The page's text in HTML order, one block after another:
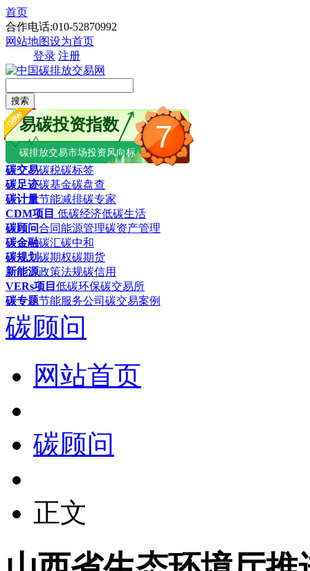
首页
合作电话:010-52870992
网站地图设为首页
登录 注册
搜索
7
易碳投资指数
碳排放交易市场投资风向标
碳交易碳税碳标签
碳足迹碳基金碳盘查
碳计量节能减排碳专家
CDM项目 低碳经济低碳生活
碳顾问合同能源管理碳资产管理
碳金融碳汇碳中和
碳规划碳期权碳期货
新能源政策法规碳信用
VERs项目 低碳环保碳交易所
碳专题节能服务公司 碳交易案例
碳顾问
网站首页
碳顾问
正文